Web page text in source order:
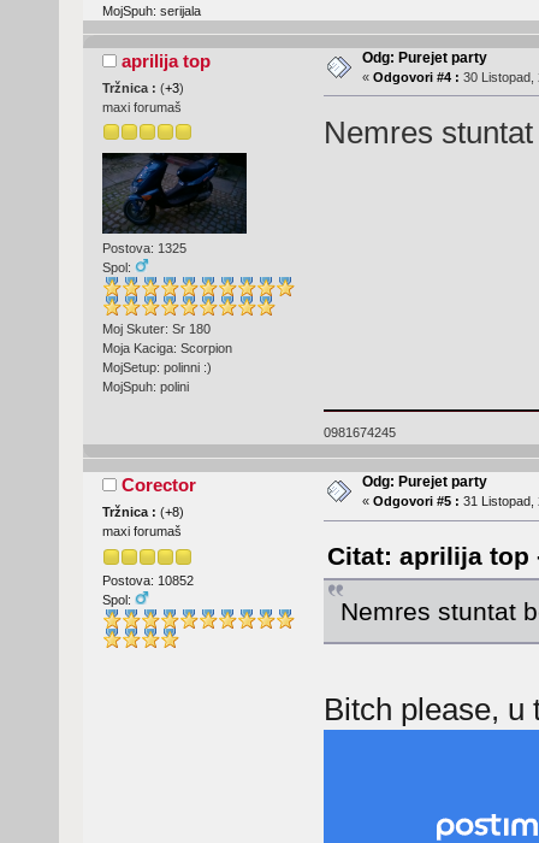
MojSpuh: serijala
aprilija top
Tržnica : (+3)
maxi forumaš
Postova: 1325
Spol:
Moj Skuter: Sr 180
Moja Kaciga: Scorpion
MojSetup: polinni :)
MojSpuh: polini
Odg: Purejet party
« Odgovori #4 : 30 Listopad,
Nemres
0981674245
Corector
Tržnica : (+8)
maxi forumaš
Postova: 10852
Spol:
Odg: Purejet party
« Odgovori #5 : 31 Listopad,
Citat: aprilija top
Nemres stuntat
Bitch please, u